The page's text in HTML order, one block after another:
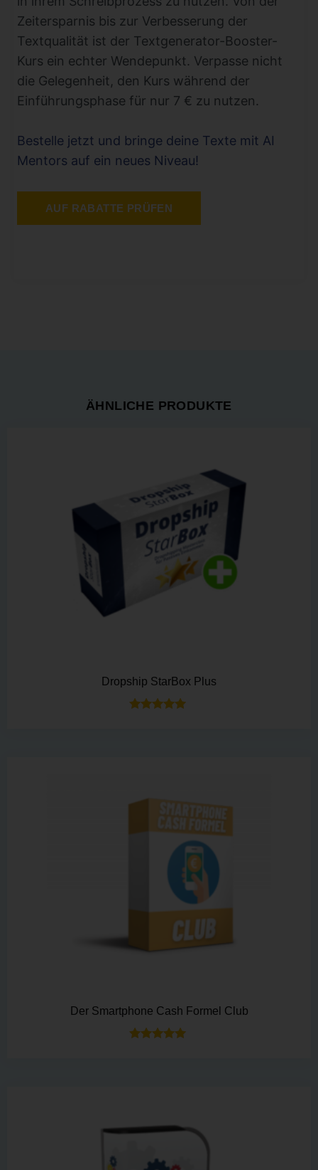
Zeitersparnis bis zur Verbesserung der
Textqualität ist der Textgenerator-Booster-
Kurs ein echter Wendepunkt. Verpasse nicht
die Gelegenheit, den Kurs während der
Einführungsphase für nur 7 € zu nutzen.
Bestelle jetzt und bringe deine Texte mit AI
Mentors auf ein neues Niveau!
AUF RABATTE PRÜFEN
ÄHNLICHE PRODUKTE
Dropship StarBox Plus
Der Smartphone Cash Formel Club